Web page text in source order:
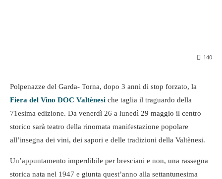
140
Polpenazze del Garda- Torna, dopo 3 anni di stop forzato, la
Fiera del Vino DOC Valtènesi che taglia il traguardo della
71esima edizione. Da venerdì 26 a lunedì 29 maggio il centro
storico sarà teatro della rinomata manifestazione popolare
all’insegna dei vini, dei sapori e delle tradizioni della Valtènesi.
Un’appuntamento imperdibile per bresciani e non, una rassegna
storica nata nel 1947 e giunta quest’anno alla settantunesima